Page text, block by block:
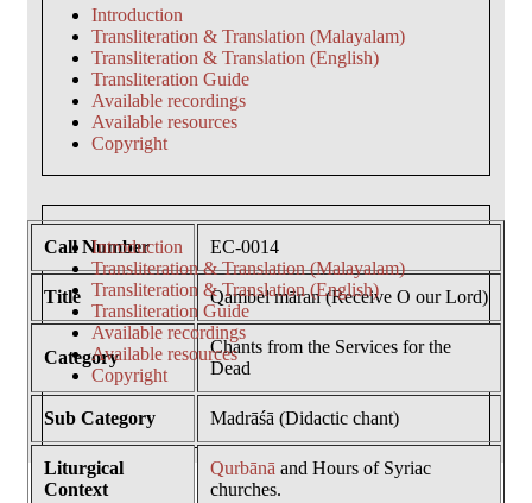
Introduction
Transliteration & Translation (Malayalam)
Transliteration & Translation (English)
Transliteration Guide
Available recordings
Available resources
Copyright
Introduction
Transliteration & Translation (Malayalam)
Transliteration & Translation (English)
Transliteration Guide
Available recordings
Available resources
Copyright
Call Number EC-0014
Title Qambel māran (Receive O our Lord)
Category
Chants from the Services for the
Dead
Sub Category Madrāśā (Didactic chant)
Liturgical
Context
Qurbānā and Hours of Syriac
churches.